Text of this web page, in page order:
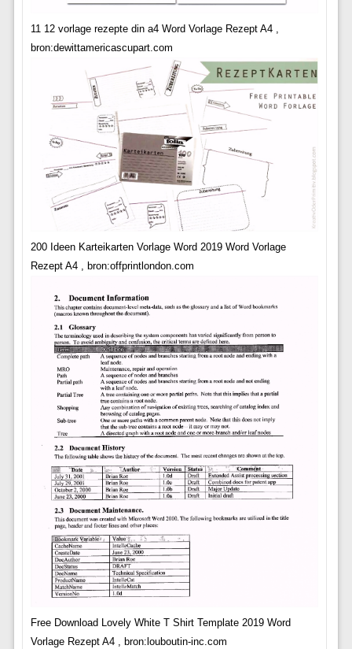
11 12 vorlage rezepte din a4 Word Vorlage Rezept A4 ,
bron:dewittamericascupart.com
200 Ideen Karteikarten Vorlage Word 2019 Word Vorlage
Rezept A4 , bron:offprintlondon.com
Free Download Lovely White T Shirt Template 2019 Word
Vorlage Rezept A4 , bron:louboutin-inc.com